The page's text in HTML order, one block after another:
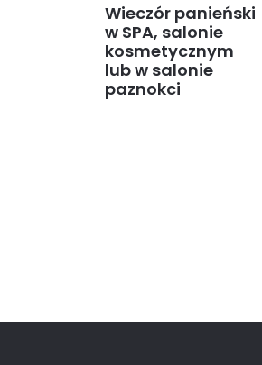
Wieczór panieński
w SPA, salonie
kosmetycznym
lub w salonie
paznokci